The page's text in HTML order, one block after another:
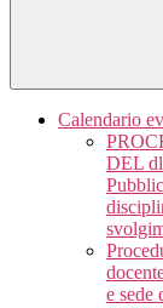
Calendario
DEL
e sede